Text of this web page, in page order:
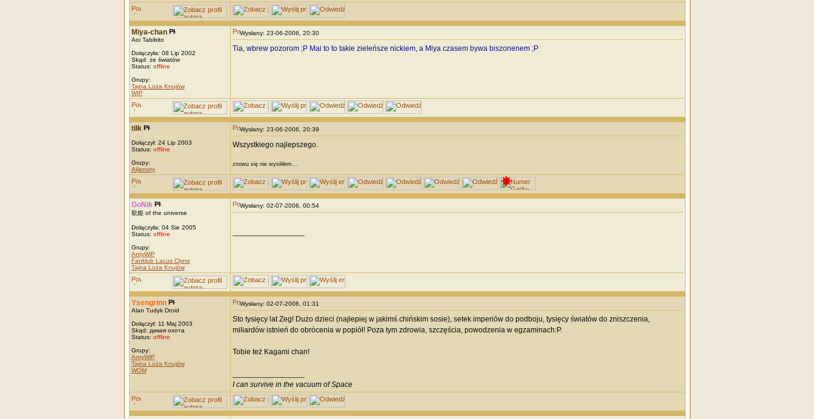
Miya-chan
Aoi Tabibito
Dołączyła: 08 Lip 2002
Skąd: ze światów
Status: offline
Grupy:
Tajna Loża Knujów
WIP
Wysłany: 23-06-2006, 20:30
Tia, wbrew pozorom ;P Mai to to takie zieleńsze nickiem, a Miya czasem bywa biszonenem ;P
tilk
Dołączył: 24 Lip 2003
Status: offline
Grupy:
Alijenoty
Wysłany: 23-06-2006, 20:39
Wszystkiego najlepszego.
znowu się nie wysiliłem...
GoNik
歌姫 of the universe
Dołączyła: 04 Sie 2005
Status: offline
Grupy:
AntyWiP
Fanklub Lacus Clyne
Tajna Loża Knujów
Wysłany: 02-07-2006, 00:54
Ysengrinn
Alan Tudyk Droid
Dołączył: 11 Maj 2003
Skąd: дикая охота
Status: offline
Grupy:
AntyWiP
Tajna Loża Knujów
WOM
Wysłany: 02-07-2006, 01:31
Sto tysięcy lat Zeg! Dużo dzieci (najlepiej w jakimś chińskim sosie), setek imperiów do podboju, tysięcy światów do zniszczenia,
miliardów istnień do obrócenia w popiół! Poza tym zdrowia, szczęścia, powodzenia w egzaminach:P.
Tobie też Kagami chan!
I can survive in the vacuum of Space